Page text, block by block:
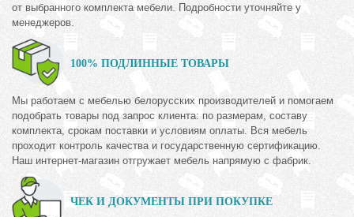
от выбранного комплекта мебели. Подробности уточняйте у
менеджеров.
100% ПОДЛИННЫЕ ТОВАРЫ
Мы работаем с мебелью белорусских производителей и помогаем
подобрать товары под запрос клиента: по размерам, составу
комплекта, срокам поставки и условиям оплаты. Вся мебель
проходит контроль качества и государственную сертификацию.
Наш интернет-магазин отгружает мебель напрямую с фабрик.
ЧЕК И ДОКУМЕНТЫ ПРИ ПОКУПКЕ